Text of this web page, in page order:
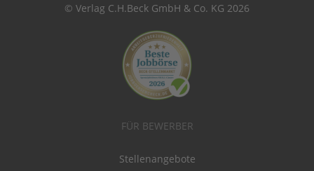
© Verlag C.H.Beck GmbH & Co. KG 2026
FÜR BEWERBER
Stellenangebote